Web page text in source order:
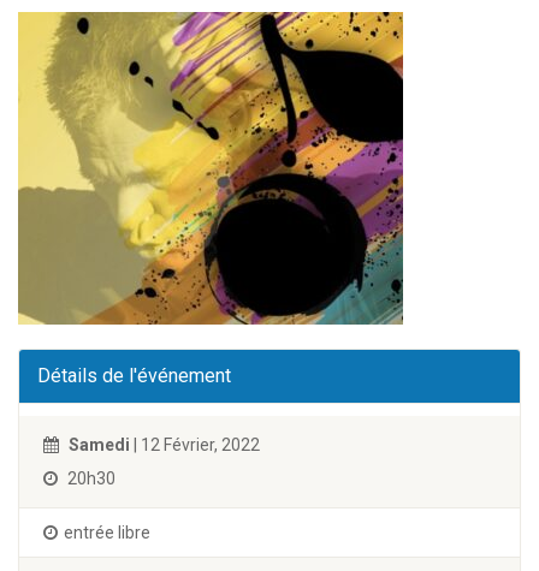
Détails de l'événement
Samedi | 12 Février, 2022
20h30
entrée libre